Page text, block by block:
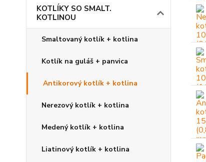
KOTLÍKY SO SMALT.
KOTLINOU
Smaltovaný kotlík + kotlina
Kotlík na guláš + panvica
Antikorový kotlík + kotlina
Nerezový kotlík + kotlina
Medený kotlík + kotlina
Liatinový kotlík + kotlina